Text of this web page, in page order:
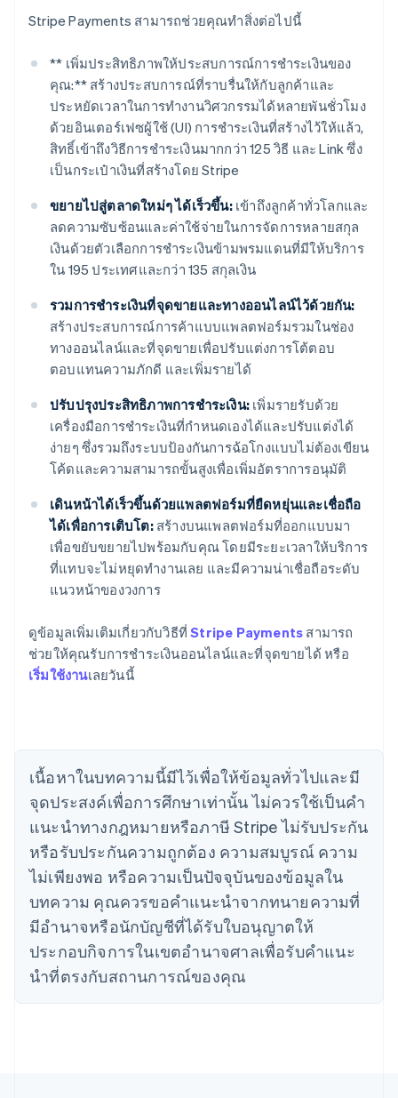
Stripe Payments สามารถช่วยคุณทำสิ่งต่อไปนี้
** เพิ่มประสิทธิภาพให้ประสบการณ์การชำระเงินของ
คุณ:** สร้างประสบการณ์ที่ราบรื่นให้กับลูกค้าและ
ประหยัดเวลาในการทำงานวิศวกรรมได้หลายพันชั่วโมง
ด้วยอินเตอร์เฟซผู้ใช้ (UI) การชำระเงินที่สร้างไว้ให้แล้ว,
สิทธิ์เข้าถึงวิธีการชำระเงินมากกว่า 125 วิธี และ Link ซึ่ง
เป็นกระเป๋าเงินที่สร้างโดย Stripe
ขยายไปสู่ตลาดใหม่ๆ ได้เร็วขึ้น:เข้าถึงลูกค้าทั่วโลกและ
ลดความซับซ้อนและค่าใช้จ่ายในการจัดการหลายสกุล
เงินด้วยตัวเลือกการชำระเงินข้ามพรมแดนที่มีให้บริการ
ใน 195 ประเทศและกว่า 135 สกุลเงิน
รวมการชำระเงินที่จุดขายและทางออนไลน์ไว้ด้วยกัน:
สร้างประสบการณ์การค้าแบบแพลตฟอร์มรวมในช่อง
ทางออนไลน์และที่จุดขายเพื่อปรับแต่งการโต้ตอบ
ตอบแทนความภักดี และเพิ่มรายได้
ปรับปรุงประสิทธิภาพการชำระเงิน: เพิ่มรายรับด้วย
เครื่องมือการชำระเงินที่กำหนดเองได้และปรับแต่งได้
ง่ายๆ ซึ่งรวมถึงระบบป้องกันการฉ้อโกงแบบไม่ต้องเขียน
โค้ดและความสามารถขั้นสูงเพื่อเพิ่มอัตราการอนุมัติ
เดินหน้าได้เร็วขึ้นด้วยแพลตฟอร์มที่ยืดหยุ่นและเชื่อถือ
ได้เพื่อการเติบโต:สร้างบนแพลตฟอร์มที่ออกแบบมา
เพื่อขยับขยายไปพร้อมกับคุณ โดยมีระยะเวลาให้บริการ
ที่แทบจะไม่หยุดทำงานเลย และมีความน่าเชื่อถือระดับ
แนวหน้าของวงการ
ดูข้อมูลเพิ่มเติมเกี่ยวกับวิธีที่Stripe Payments สามารถ
ช่วยให้คุณรับการชำระเงินออนไลน์และที่จุดขายได้ หรือ
เริ่มใช้งานเลยวันนี้
เนื้อหาในบทความนี้มีไว้เพื่อให้ข้อมูลทั่วไปและมี
จุดประสงค์เพื่อการศึกษาเท่านั้น ไม่ควรใช้เป็นคํา
แนะนําทางกฎหมายหรือภาษี Stripe ไม่รับประกัน
หรือรับประกันความถูกต้อง ความสมบูรณ์ ความ
ไม่เพียงพอ หรือความเป็นปัจจุบันของข้อมูลใน
บทความ คุณควรขอคําแนะนําจากทนายความที่
มีอํานาจหรือนักบัญชีที่ได้รับใบอนุญาตให้
ประกอบกิจการในเขตอํานาจศาลเพื่อรับคําแนะ
นําที่ตรงกับสถานการณ์ของคุณ
English
เขตบริหารพิเศษฮ่องกง ประเทศจีน
English 简体中文
简体中文English
ไซปรัส
English
ญี่ปุ่น
日本語 English
เดนมาร์ก
English
ไทย
English
นอร์เวย์
English
นิวซีแลนด์
เนเธอร์แลนด์